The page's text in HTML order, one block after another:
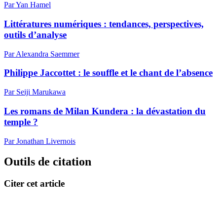
Par Yan Hamel
Littératures numériques : tendances, perspectives,
outils d’analyse
Par Alexandra Saemmer
Philippe Jaccottet : le souffle et le chant de l’absence
Par Seiji Marukawa
Les romans de Milan Kundera : la dévastation du
temple ?
Par Jonathan Livernois
Outils de citation
Citer cet article